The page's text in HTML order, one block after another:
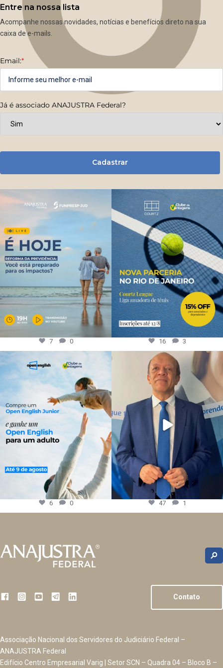
Entre na nossa lista
Acompanhe nossas novidades, notícias e benefícios direto na sua
caixa de e-mails.
Email:*
Já é associado ANAJUSTRA Federal?
Cadastrar
7 0 16 3
6 0 47 1
Contato
Associação Nacional dos Servidores do Judiciário Federal –
ANAJUSTRA Federal
Edifício Centro Empresarial Varig | Setor SCN – Quadra 04 – Bloco B –